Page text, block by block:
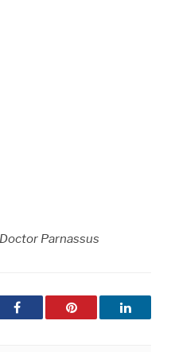
Parnassus
Facebook Pinterest